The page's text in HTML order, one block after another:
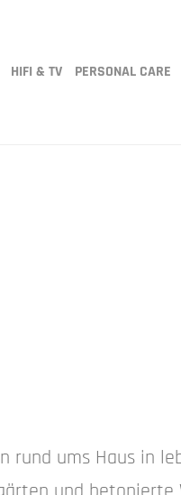
HIFI & TV PERSONAL CARE
rund ums Haus in